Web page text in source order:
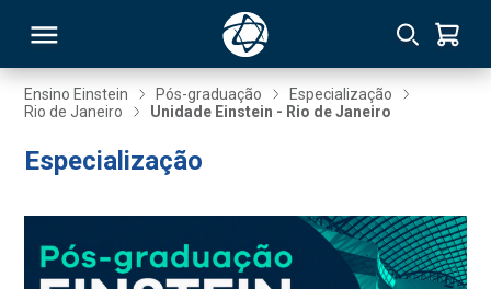
Ensino Einstein Pós-graduação
Especialização
Rio de Janeiro
Unidade Einstein - Rio de Janeiro
Especialização